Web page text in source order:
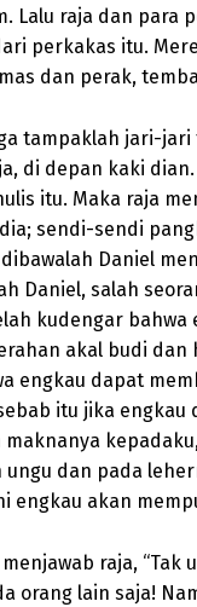
Lalu raja dan
perkakas itu.
dan perak,
tampaklah jari-
di depan kaki
itu. Maka raja
sendi-sendi
Daniel
Daniel, salah
kudengar
akal budi dan
engkau dapat
itu jika
dan pada
engkau akan
raja,
orang lain saja!